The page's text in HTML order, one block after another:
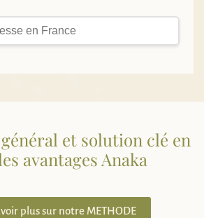
et solution clé en
avantages Anaka
plus sur notre METHODE